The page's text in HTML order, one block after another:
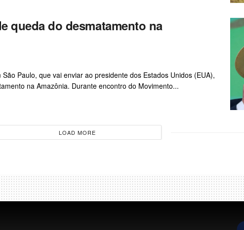
queda do desmatamento na
Paulo, que vai enviar ao presidente dos Estados Unidos (EUA),
na Amazônia. Durante encontro do Movimento...
LOAD MORE